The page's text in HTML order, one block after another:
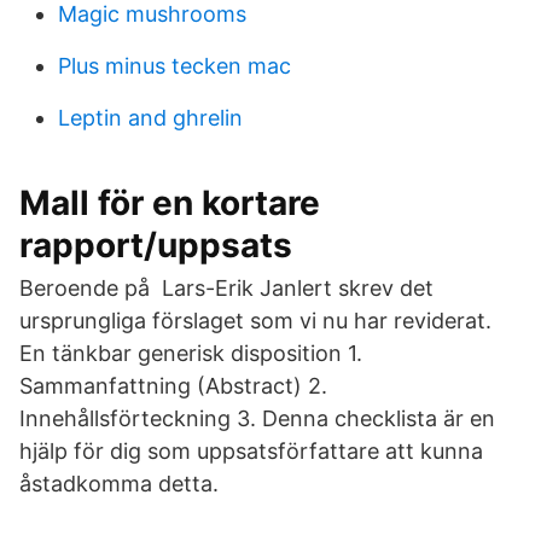
Magic mushrooms
Plus minus tecken mac
Leptin and ghrelin
Mall för en kortare
rapport/uppsats
Beroende på Lars-Erik Janlert skrev det
ursprungliga förslaget som vi nu har reviderat.
En tänkbar generisk disposition 1.
Sammanfattning (Abstract) 2.
Innehållsförteckning 3. Denna checklista är en
hjälp för dig som uppsatsförfattare att kunna
åstadkomma detta.